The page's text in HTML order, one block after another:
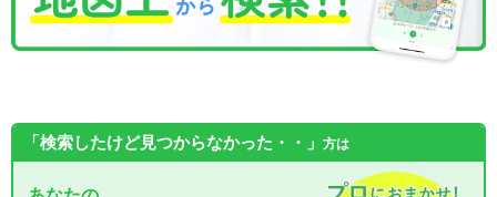
「検索したけど見つからなかった・・」 方は